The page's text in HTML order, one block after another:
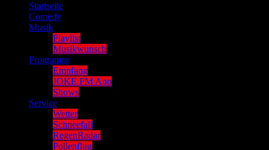
Startseite
Comedy
Musik
Playlist
Musikwunsch
Programm
Empfang
JOKE FM App
Shows
Service
Wetter
Schneefall
RegenRadar
Pollenflug